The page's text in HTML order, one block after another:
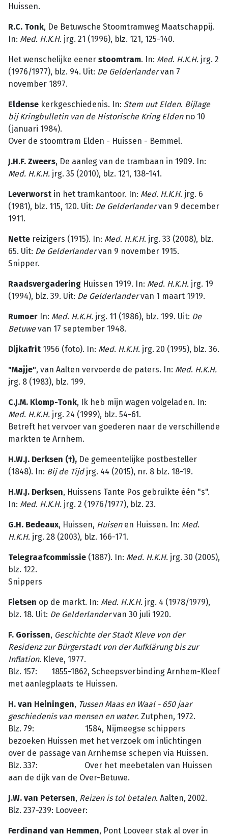
Huissen.
R.C. Tonk, De Betuwsche Stoomtramweg Maatschappij.
In: Med. H.K.H. jrg. 21 (1996), blz. 121, 125-140.
Het wenschelijke eener stoomtram. In: Med. H.K.H. jrg. 2
(1976/1977), blz. 94. Uit: De Gelderlandervan 7
november 1897.
Eldense kerkgeschiedenis. In: Stem uut Elden. Bijlage
bij Kringbulletin van de Historische Kring Eldenno 10
(januari 1984).
Over de stoomtram Elden - Huissen - Bemmel.
J.H.F. Zweers, De aanleg van de trambaan in 1909. In:
Med. H.K.H. jrg. 35 (2010), blz. 121, 138-141.
Leverworst in het tramkantoor. In: Med. H.K.H. jrg. 6
(1981), blz. 115, 120. Uit: De Gelderlandervan 9 december
1911.
Nette reizigers (1915). In: Med. H.K.H. jrg. 33 (2008), blz.
65. Uit: De Gelderlandervan 9 november 1915.
Snipper.
Raadsvergadering Huissen 1919. In: Med. H.K.H. jrg. 19
(1994), blz. 39. Uit: De Gelderlan­dervan 1 maart 1919.
Rumoer In: Med. H.K.H. jrg. 11 (1986), blz. 199. Uit: De
Betuwevan 17 september 1948.
Dijkafrit 1956 (foto). In: Med. H.K.H. jrg. 20 (1995), blz. 36.
"Majje", van Aalten vervoerde de paters. In: Med. H.K.H.
jrg. 8 (1983), blz. 199.
C.J.M. Klomp-Tonk, Ik heb mijn wagen volgeladen. In:
Med. H.K.H. jrg. 24 (1999), blz. 54-61.
Betreft het vervoer van goederen naar de verschillende
markten te Arnhem.
H.W.J. Derksen (†), De gemeentelijke postbesteller
(1848). In: Bij de Tijdjrg. 44 (2015), nr. 8 blz. 18-19.
H.W.J. Derksen, Huissens Tante Pos gebruikte één "s".
In: Med. H.K.H. jrg. 2 (1976/1977), blz. 23.
G.H. Bedeaux, Huissen, Huisenen Huissen. In: Med.
H.K.H. jrg. 28 (2003), blz. 166-171.
Telegraafcommissie (1887). In: Med. H.K.H. jrg. 30 (2005),
blz. 122.
Snippers
Fietsen op de markt. In: Med. H.K.H. jrg. 4 (1978/1979),
blz. 18. Uit: De Gelderlandervan 30 juli 1920.
F. Gorissen, Geschichte der Stadt Kleve von der
Residenz zur Bürgerstadt von der Aufklärung bis zur
Inflation. Kleve, 1977.
Blz. 157: 1855-1862, Scheepsverbinding Arnhem-Kleef
met aanlegplaats te Huissen.
H. van Heiningen, Tussen Maas en Waal - 650 jaar
geschiedenis van mensen en water. Zutphen, 1972.
Blz. 79: 1584, Nijmeegse schippers
bezoeken Huissen met het verzoek om inlichtingen
over de passage van Arnhemse schepen via Huissen.
Blz. 337: Over het meebetalen van Huissen
aan de dijk van de Over-Betuwe.
J.W. van Petersen, Reizen is tol betalen. Aalten, 2002.
Blz. 237-239: Looveer:
Ferdinand van Hemmen, Pont Looveer stak al over in